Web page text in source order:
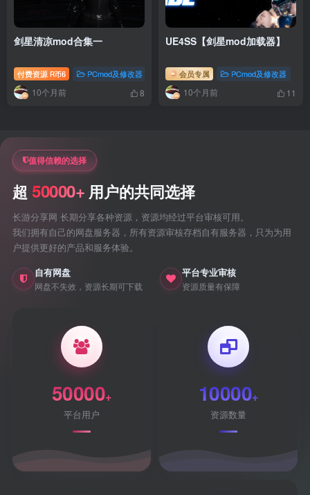
剑星清凉mod合集一
付费资源 R币6 PCmod及修改器
10个月前 8
UE4SS【剑星mod加载器】
会员专属 PCmod及修改器
10个月前 11
值得信赖的选择
超 50000+ 用户的共同选择
长游分享网 长期分享各种资源，资源均经过平台审核可用。
我们拥有自己的网盘服务器，所有资源审核存档自有服务器，只为为用
户提供更好的产品和服务体验。
自有网盘
网盘不失效，资源长期可下载
平台专业审核
资源质量有保障
50000+
平台用户
10000+
资源数量